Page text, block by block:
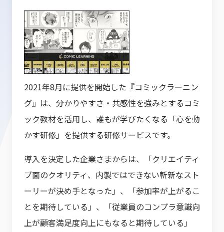
2021年8月に提供を開始した『コミックラーニン
グ』は、分かりやすさ・共感性を強みとするコミ
ック教材を活用し、誰もが学びたくなる「心を動
かす研修」を提供する研修サービスです。
導入を決定した企業さまからは、「クリエイティ
ブ面のクオリティ、内製ではできない斬新なスト
ーリーが決め手となった」、「参加率が上がるこ
とを期待している」、「従業員のコンプラ意識向
上が顧客満足度向上にもなると期待している」